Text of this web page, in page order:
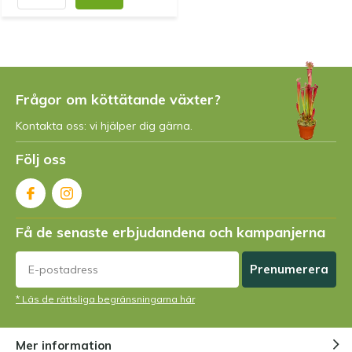
GenomPaul Schoemaker
richtigen Adresse. Ich habe hier schon einmal
Pflanzen bestellt und sie gedeihen prächtig.
Genom
Beautiful plant I love it
GenomVan baaren- 08-06-2022 10:56
They look beautiful and healthy I am happy with
Frågor om köttätande växter?
Kontakta oss: vi hjälper dig gärna.
Följ oss
Få de senaste erbjudandena och kampanjerna
Prenumerera
* Läs de rättsliga begränsningarna här
Mer information